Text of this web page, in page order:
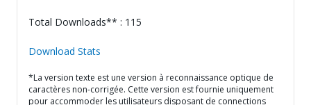
Total Downloads** : 115
Download Stats
*La version texte est une version à reconnaissance optique de
caractères non-corrigée. Cette version est fournie uniquement
pour accommoder les utilisateurs disposant de connections